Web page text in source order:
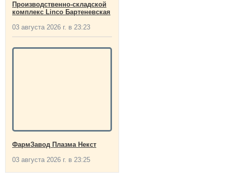
Производственно-складской
комплекс Linco Бартеневская
03 августа 2026 г. в 23:23
ФармЗавод Плазма Некст
03 августа 2026 г. в 23:25